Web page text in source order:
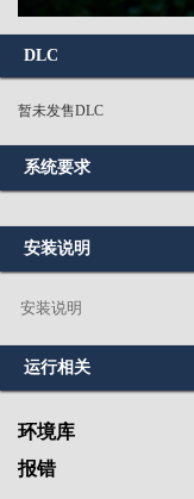
DLC
暂未发售DLC
系统要求
安装说明
安装说明
运行相关
环境库
报错